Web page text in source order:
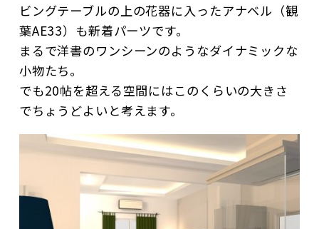
ビングテーブルの上の花器に入ったアナベル（観
葉AE33）も新着パーツです。
まるで洋書のワンシーンのようなダイナミックな
小物たち。
でも20帖を超える空間にはこのくらいの大きさ
でちょうどよいと考えます。